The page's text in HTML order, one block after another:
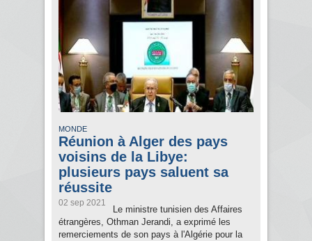
MONDE
Réunion à Alger des pays
voisins de la Libye:
plusieurs pays saluent sa
réussite
02 sep 2021
Le ministre tunisien des Affaires
étrangères, Othman Jerandi, a exprimé les
remerciements de son pays à l'Algérie pour la